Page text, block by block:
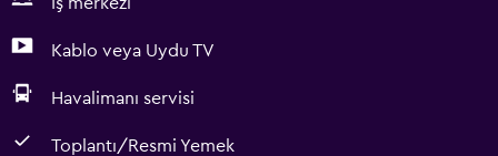
Kablo veya Uydu TV
Havalimanı servisi
Toplantı/Resmi Yemek